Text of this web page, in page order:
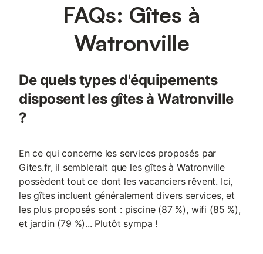
FAQs: Gîtes à
Watronville
De quels types d'équipements
disposent les gîtes à Watronville
?
En ce qui concerne les services proposés par
Gites.fr, il semblerait que les gîtes à Watronville
possèdent tout ce dont les vacanciers rêvent. Ici,
les gîtes incluent généralement divers services, et
les plus proposés sont : piscine (87 %), wifi (85 %),
et jardin (79 %)... Plutôt sympa !